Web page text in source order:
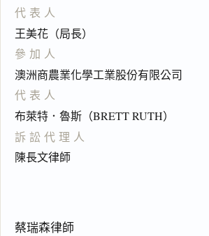
代表人
王美花（局長）
參加人
澳洲商農業化學工業股份有限公司
代表人
布萊特．魯斯（BRETT RUTH）
訴訟代理人
陳長文律師
蔡瑞森律師